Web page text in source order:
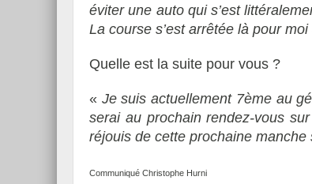
éviter une auto qui s’est
La course s’est arrêtée là pour
Quelle est la suite pour vous ?
« Je suis actuellement 7ème au
serai au prochain rendez-vous
réjouis de cette prochaine manche
Communiqué Christophe Hurni